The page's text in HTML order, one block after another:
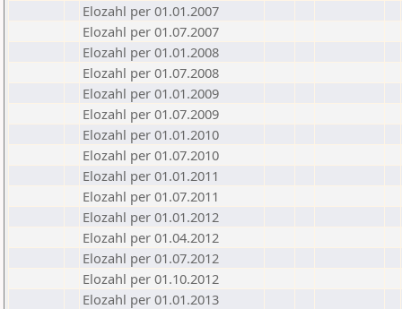
Elozahl per 01.01.2007
Elozahl per 01.07.2007
Elozahl per 01.01.2008
Elozahl per 01.07.2008
Elozahl per 01.01.2009
Elozahl per 01.07.2009
Elozahl per 01.01.2010
Elozahl per 01.07.2010
Elozahl per 01.01.2011
Elozahl per 01.07.2011
Elozahl per 01.01.2012
Elozahl per 01.04.2012
Elozahl per 01.07.2012
Elozahl per 01.10.2012
Elozahl per 01.01.2013